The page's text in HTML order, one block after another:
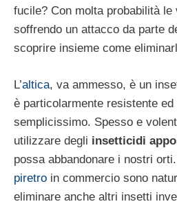
fucile? Con molta probabilità
soffrendo un attacco da parte
scoprire insieme come
L’altica, va ammesso, è un
è particolarmente resistente
semplicissimo. Spesso e
utilizzare degli insetticidi
possa abbandonare i nostri
piretro in commercio sono
eliminare anche altri insetti